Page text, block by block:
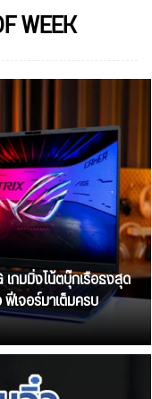
WEEK
เกมมิ่งโน้ตบุ๊กเรือธงสุด
เจอร์มาเต็มครบ